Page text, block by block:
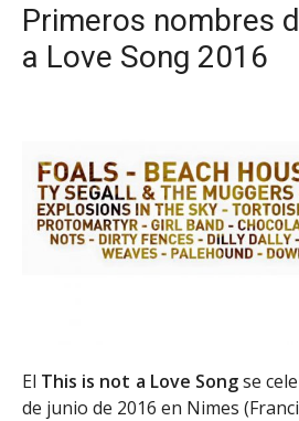
Primeros nombres
a Love Song 2016
El This is not a Love Songse
de junio de 2016 en Nimes